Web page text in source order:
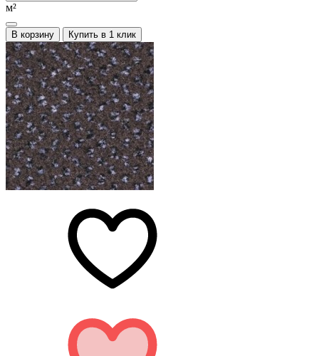
м²
В корзину Купить в 1 клик